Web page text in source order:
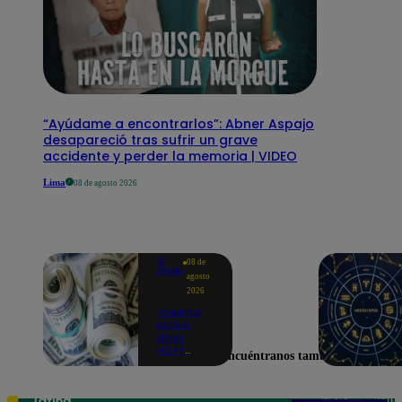
“Ayúdame a encontrarlos”: Abner Aspajo
desapareció tras sufrir un grave
accidente y perder la memoria | VIDEO
Lima 08 de agosto 2026
Te
ayudo
08 de
agosto
2026
¿Cuánto
está el
dólar
HOY?
Encuéntranos también en